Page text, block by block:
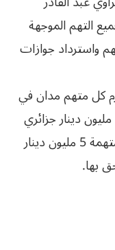
التهم الموجهة
واسترداد جوازات
كل متهم مدان في
قضية الحال بدفع غرامة مالية قدرها 1 مليون دينار جزائري
للخزينة العمومية مقابل دفع الشركة المتهمة 5 مليون دينار
بها.